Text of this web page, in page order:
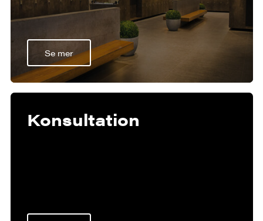
Se mer
Konsultation